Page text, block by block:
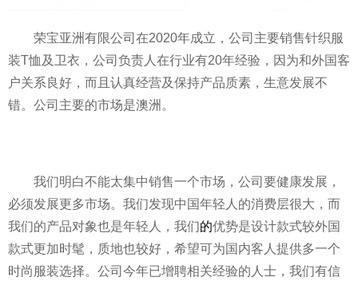
荣宝亚洲有限公司在2020年成立，公司主要销售针织服
装T恤及卫衣，公司负责人在行业有20年经验，因为和外国客
户关系良好，而且认真经营及保持产品质素，生意发展不
错。公司主要的市场是澳洲。
我们明白不能太集中销售一个市场，公司要健康发展，
必须发展更多市场。我们发现中国年轻人的消费层很大，而
我们的产品对象也是年轻人，我们的优势是设计款式较外国
款式更加时髦，质地也较好，希望可为国内客人提供多一个
时尚服装选择。公司今年已增聘相关经验的人士，我们有信